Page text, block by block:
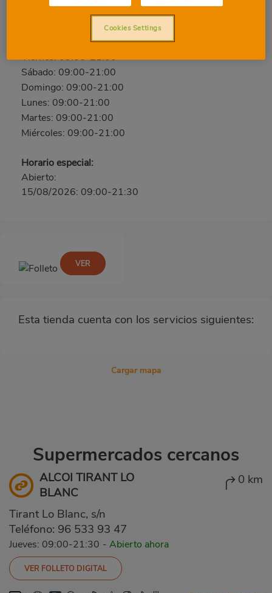
Jueves: 09:00-21:00
Viernes: 09:00-21:00
Sábado: 09:00-21:00
Domingo: 09:00-21:00
Lunes: 09:00-21:00
Martes: 09:00-21:00
Miércoles: 09:00-21:00
Horario especial:
Abierto:
15/08/2026: 09:00-21:30
Esta tienda cuenta con los servicios siguientes:
VER
Cargar mapa
Supermercados cercanos
ALCOI TIRANT LO
BLANC
0 km
Tirant Lo Blanc, s/n
Teléfono: 96 533 93 47
Jueves: 09:00-21:30 - Abierto ahora
VER FOLLETO DIGITAL
Cookies Settings